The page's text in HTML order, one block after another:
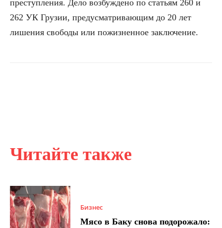
Читайте также
Бизнес
Мясо в Баку снова подорожало:
преступления. Дело возбуждено по статьям 260 и
262 УК Грузии, предусматривающим до 20 лет
лишения свободы или пожизненное заключение.